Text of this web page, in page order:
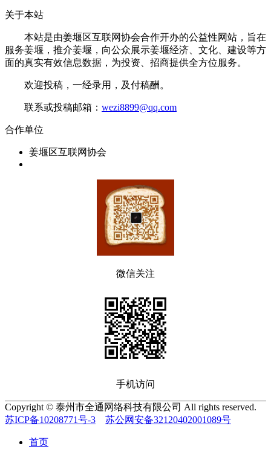
关于本站
本站是由姜堰区互联网协会合作开办的公益性网站，旨在
服务姜堰，推介姜堰，向公众展示姜堰经济、文化、建设等方
面的真实有效信息数据，为投资、招商提供全方位服务。
欢迎投稿，一经录用，及付稿酬。
联系或投稿邮箱： wezi8899@qq.com
合作单位
姜堰区互联网协会
微信关注
手机访问
Copyright © 泰州市全通网络科技有限公司 All rights reserved.
苏ICP备10208771号-3
苏公网安备32120402001089号
首页